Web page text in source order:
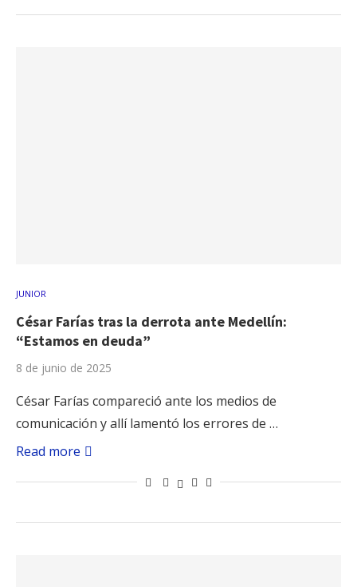
JUNIOR
César Farías tras la derrota ante Medellín:
“Estamos en deuda”
8 de junio de 2025
César Farías compareció ante los medios de
comunicación y allí lamentó los errores de …
Read more